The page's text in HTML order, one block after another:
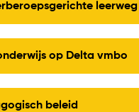
leerweg
op Delta vmbo
beleid